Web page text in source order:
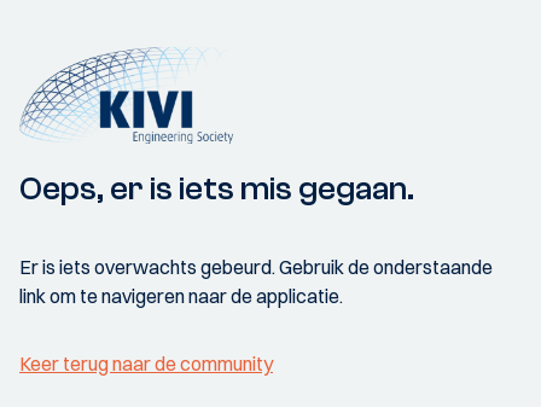
Oeps, er is iets mis gegaan.
Er is iets overwachts gebeurd. Gebruik de onderstaande
link om te navigeren naar de applicatie.
Keer terug naar de community